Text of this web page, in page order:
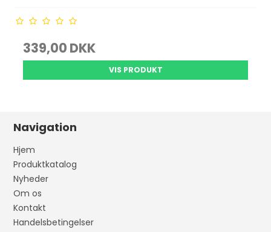
339,00 DKK
VIS PRODUKT
Navigation
Hjem
Produktkatalog
Nyheder
Om os
Kontakt
Handelsbetingelser